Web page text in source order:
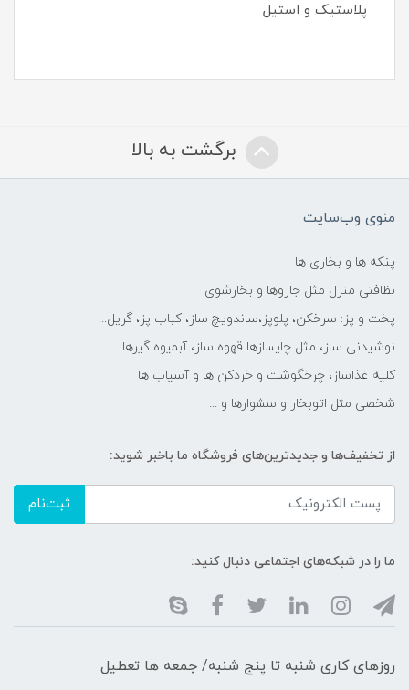
پلاستیک و استیل
برگشت به بالا
منوی وب‌سایت
پنکه ها و بخاری ها
نظافتی منزل مثل جاروها و بخارشوی
پخت و پز: سرخکن، پلوپز،ساندویچ ساز، کباب پز، گریل...
نوشیدنی ساز، مثل چایسازها قهوه ساز، آبمیوه گیرها
کلیه غذاساز، چرخگوشت و خردکن ها و آسیاب ها
شخصی مثل اتوبخار و سشوارها و ...
از تخفیف‌ها و جدیدترین‌های فروشگاه ما باخبر شوید:
ثبت‌نام
ما را در شبکه‌های اجتماعی دنبال کنید:
روزهای کاری شنبه تا پنج شنبه/ جمعه ها تعطیل